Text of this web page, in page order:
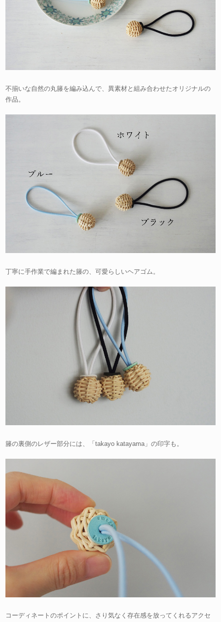
不揃いな自然の丸籐を編み込んで、異素材と組み合わせたオリジナルの
作品。
丁寧に手作業で編まれた籐の、可愛らしいヘアゴム。
籐の裏側のレザー部分には、「takayo katayama」の印字も。
コーディネートのポイントに、さり気なく存在感を放ってくれるアクセ